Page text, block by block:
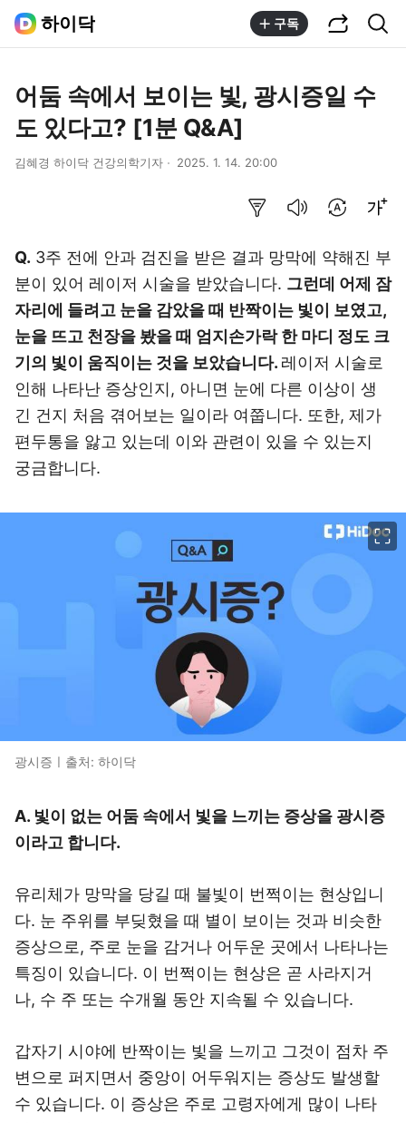
하이닥 구독
어둠 속에서 보이는 빛, 광시증일 수
도 있다고? [1분 Q&A]
김혜경 하이닥 건강의학기자 2025. 1. 14. 20:00
Q. 3주 전에 안과 검진을 받은 결과 망막에 약해진 부
분이 있어 레이저 시술을 받았습니다. 그런데 어제 잠
자리에 들려고 눈을 감았을 때 반짝이는 빛이 보였고,
눈을 뜨고 천장을 봤을 때 엄지손가락 한 마디 정도 크
기의 빛이 움직이는 것을 보았습니다. 레이저 시술로
인해 나타난 증상인지, 아니면 눈에 다른 이상이 생
긴 건지 처음 겪어보는 일이라 여쭙니다. 또한, 제가
편두통을 앓고 있는데 이와 관련이 있을 수 있는지
궁금합니다.
광시증ㅣ출처: 하이닥
A. 빛이 없는 어둠 속에서 빛을 느끼는 증상을 광시증
이라고 합니다.
유리체가 망막을 당길 때 불빛이 번쩍이는 현상입니
다. 눈 주위를 부딪혔을 때 별이 보이는 것과 비슷한
증상으로, 주로 눈을 감거나 어두운 곳에서 나타나는
특징이 있습니다. 이 번쩍이는 현상은 곧 사라지거
나, 수 주 또는 수개월 동안 지속될 수 있습니다.
갑자기 시야에 반짝이는 빛을 느끼고 그것이 점차 주
변으로 퍼지면서 중앙이 어두워지는 증상도 발생할
수 있습니다. 이 증상은 주로 고령자에게 많이 나타